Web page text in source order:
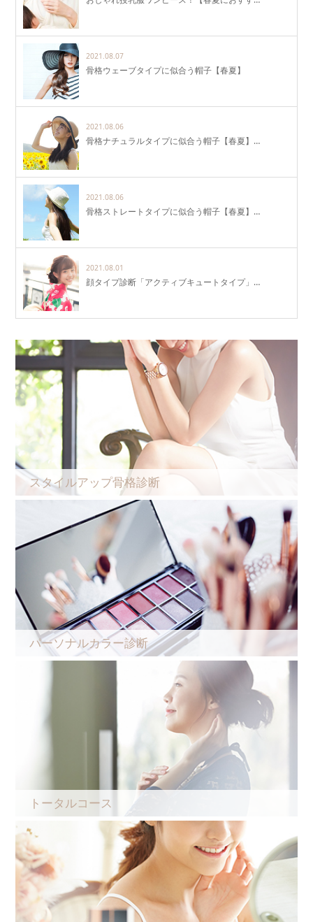
2021.08.07
骨格ウェーブタイプに似合う帽子【春夏】
2021.08.06
骨格ナチュラルタイプに似合う帽子【春夏】…
2021.08.06
骨格ストレートタイプに似合う帽子【春夏】…
2021.08.01
顔タイプ診断「アクティブキュートタイプ」…
スタイルアップ骨格診断
パーソナルカラー診断
トータルコース